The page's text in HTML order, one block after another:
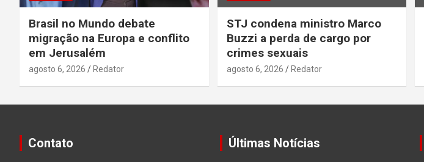
Brasil no Mundo debate
migração na Europa e conflito
em Jerusalém
agosto 6, 2026 Redator
STJ condena ministro Marco
Buzzi a perda de cargo por
crimes sexuais
agosto 6, 2026 Redator
Contato Últimas Notícias